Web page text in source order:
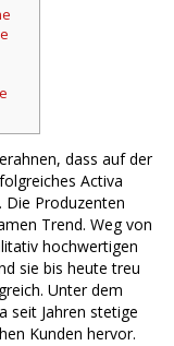
dass auf der
Activa
Die Produzenten
Trend. Weg von
hochwertigen
sie bis heute treu
Unter dem
seit Jahren stetige
Kunden hervor.